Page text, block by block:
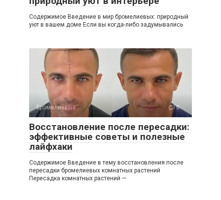
Содержимое Введение в мир бромелиевых: природный
уют в вашем доме Если вы когда-либо задумывались
Бромелиевые 0
Восстановление после пересадки:
эффективные советы и полезные
лайфхаки
Содержимое Введение в тему восстановления после
пересадки бромелиевых комнатных растений
Пересадка комнатных растений —